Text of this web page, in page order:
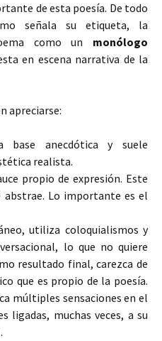
de esta poesía. De todo
señala su etiqueta, la
como un monólogo
en escena narrativa de la
apreciarse:
base anecdótica y suele
realista.
propio de expresión. Este
abstrae. Lo importante es el
utiliza coloquialismos y
lo que no quiere
resultado final, carezca de
que es propio de la poesía.
múltiples sensaciones en el
ligadas, muchas veces, a su